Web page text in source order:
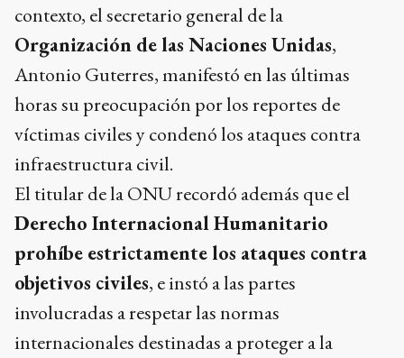
contexto, el secretario general de la
Organización de las Naciones Unidas,
Antonio Guterres, manifestó en las últimas
horas su preocupación por los reportes de
víctimas civiles y condenó los ataques contra
infraestructura civil.
El titular de la ONU recordó además que el
Derecho Internacional Humanitario
prohíbe estrictamente los ataques contra
objetivos civiles, e instó a las partes
involucradas a respetar las normas
internacionales destinadas a proteger a la